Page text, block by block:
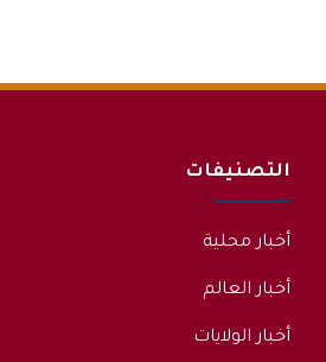
التصنيفات
أخبار محلية
أخبار العالم
أخبار الولايات